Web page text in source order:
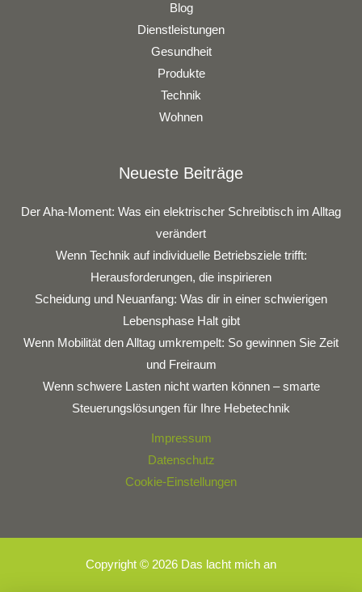
Blog
Dienstleistungen
Gesundheit
Produkte
Technik
Wohnen
Neueste Beiträge
Der Aha-Moment: Was ein elektrischer Schreibtisch im Alltag
verändert
Wenn Technik auf individuelle Betriebsziele trifft:
Herausforderungen, die inspirieren
Scheidung und Neuanfang: Was dir in einer schwierigen
Lebensphase Halt gibt
Wenn Mobilität den Alltag umkrempelt: So gewinnen Sie Zeit
und Freiraum
Wenn schwere Lasten nicht warten können – smarte
Steuerungslösungen für Ihre Hebetechnik
Impressum
Datenschutz
Cookie-Einstellungen
Copyright © 2026 Das lacht mich an